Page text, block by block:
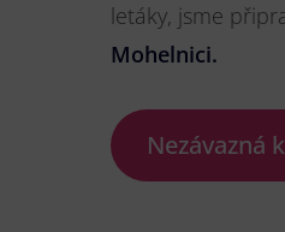
letáky, jsme
Mohelnici.
Nezávazná